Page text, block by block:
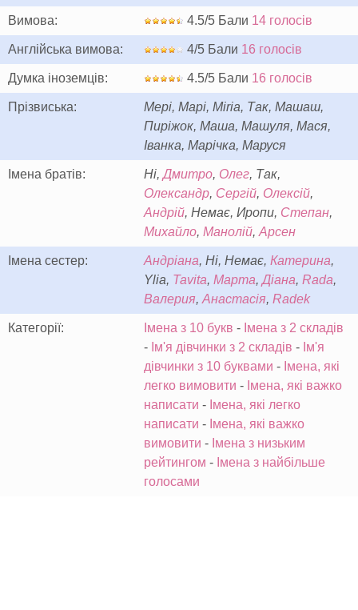
Вимова: 4.5/5 Бали 14 голосів
Англійська вимова: 4/5 Бали 16 голосів
Думка іноземців: 4.5/5 Бали 16 голосів
Прізвиська:
Мері, Марі, Miria, Так, Машаш,
Пиріжок, Маша, Машуля, Мася,
Іванка, Марічка, Маруся
Імена братів: Ні,Дмитро, Олег, Так,
Олександр, Сергій, Олексій,
Андрій, Немає, Иропи, Степан,
Михайло, Манолій, Арсен
Імена сестер: Андріана, Ні, Немає, Катерина,
Ylia, Tavita, Марта, Діана, Rada,
Валерия, Анастасія, Radek
Категорії: Імена з 10 букв - Імена з 2 складів
- Ім'я дівчинки з 2 складів - Ім'я
дівчинки з 10 буквами - Імена, які
легко вимовити - Імена, які важко
написати - Імена, які легко
написати - Імена, які важко
вимовити - Імена з низьким
рейтингом - Імена з найбільше
голосами